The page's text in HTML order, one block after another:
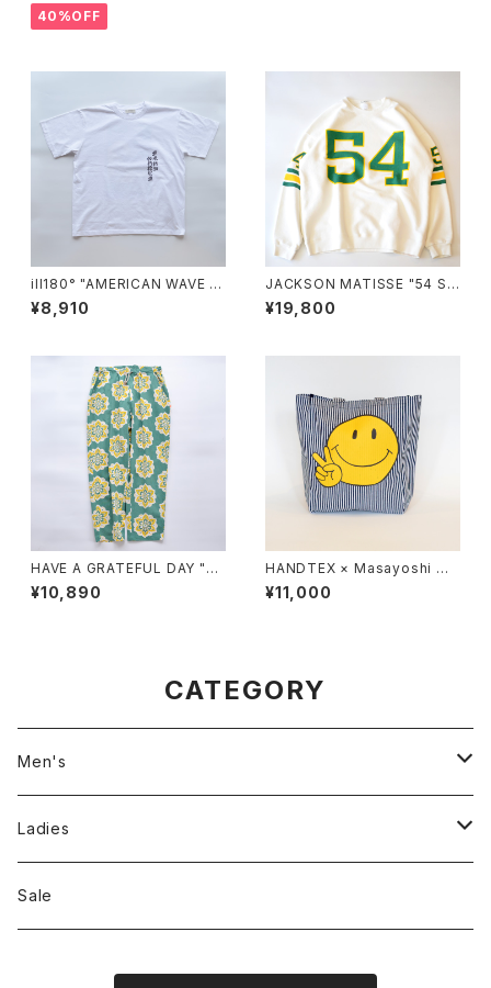
40%OFF
ill180° "AMERICAN WAVE T
EE"
¥8,910
JACKSON MATISSE "54 S
WEAT"
¥19,800
HAVE A GRATEFUL DAY "A
MPLE EASY PANTS"
¥10,890
HANDTEX × Masayoshi Wa
tanab "Smile Peace Sign T
ote Bag"
¥11,000
CATEGORY
Men's
Jackson Matisse
ILL180°
Ladies
Unfil
Sale